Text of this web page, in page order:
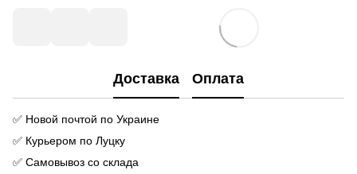
Доставка Оплата
✅ Новой почтой по Украине
✅ Курьером по Луцку
✅ Самовывоз со склада